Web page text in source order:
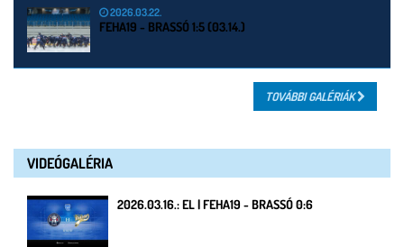
2026.03.22.
FEHA19 - BRASSÓ 1:5 (03.14.)
TOVÁBBI GALÉRIÁK
VIDEÓGALÉRIA
2026.03.16.: EL | FEHA19 - BRASSÓ 0:6